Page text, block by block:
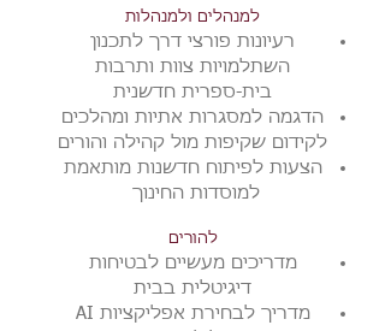
למנהלים ולמנהלות
רעיונות פורצי דרך לתכנון
השתלמויות צוות ותרבות
בית-ספרית חדשנית
הדגמה למסגרות אתיות ומהלכים
לקידום שקיפות מול קהילה והורים
הצעות לפיתוח חדשנות מותאמת
למוסדות החינוך
להורים
מדריכים מעשיים לבטיחות
דיגיטלית בבית
מדריך לבחירת אפליקציות AI